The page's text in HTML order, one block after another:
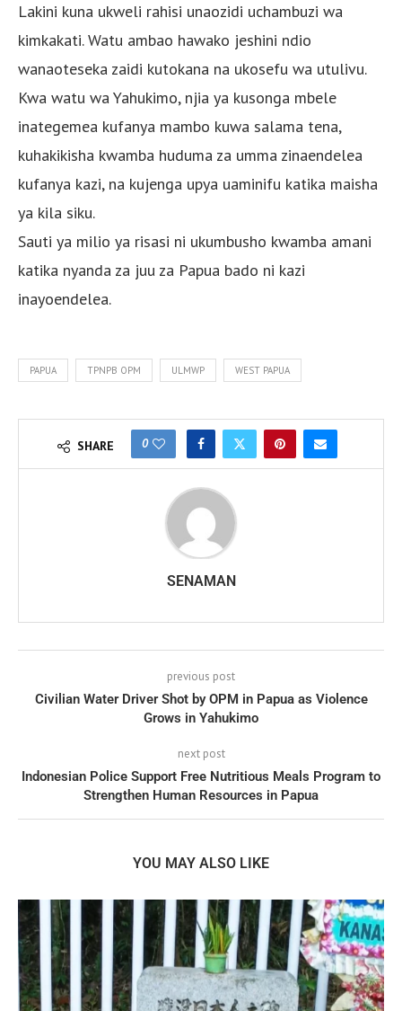
Lakini kuna ukweli rahisi unaozidi uchambuzi wa
kimkakati. Watu ambao hawako jeshini ndio
wanaoteseka zaidi kutokana na ukosefu wa utulivu.
Kwa watu wa Yahukimo, njia ya kusonga mbele
inategemea kufanya mambo kuwa salama tena,
kuhakikisha kwamba huduma za umma zinaendelea
kufanya kazi, na kujenga upya uaminifu katika maisha
ya kila siku.
Sauti ya milio ya risasi ni ukumbusho kwamba amani
katika nyanda za juu za Papua bado ni kazi
inayoendelea.
PAPUA TPNPB OPM ULMWP WEST PAPUA
SHARE 0
SENAMAN
previous post
Civilian Water Driver Shot by OPM in Papua as Violence
Grows in Yahukimo
next post
Indonesian Police Support Free Nutritious Meals Program to
Strengthen Human Resources in Papua
YOU MAY ALSO LIKE